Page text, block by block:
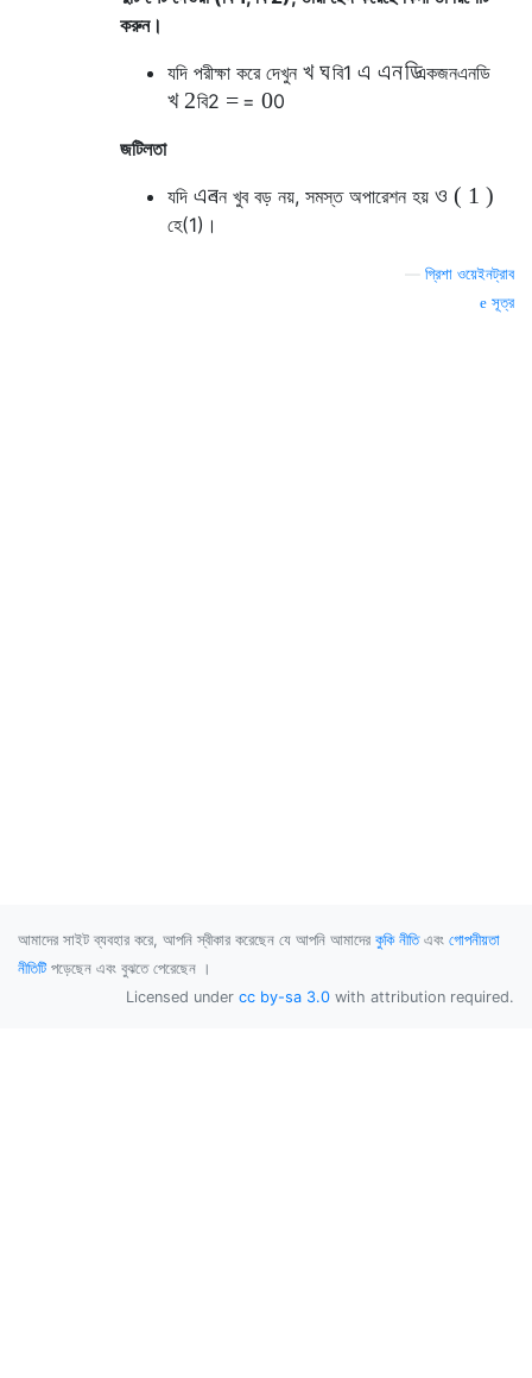
করুন।
যদি পরীক্ষা করে দেখুন খঘবি1 এ এনডিএকজনএনডি
খ 2বি2 = = 00
জটিলতা
যদি এনএন খুব বড় নয়, সমস্ত অপারেশন হয়ও ( 1)
হে(1) ।
গ্রিশা ওয়েইনট্রাব
সূত্র
আমাদের সাইট ব্যবহার করে, আপনি স্বীকার করেছেন যে আপনি আমাদের কুকি নীতিএবং গোপনীয়তা
নীতিটি পড়েছেন এবং বুঝতে পেরেছেন ।
Licensed under cc by-sa 3.0 with attribution required.